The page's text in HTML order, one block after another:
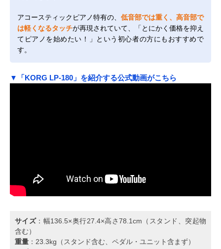
アコースティックピアノ特有の、 低音部では重く、高音部で
は軽くなるタッチが再現されていて、「とにかく価格を抑え
てピアノを始めたい！」という初心者の方にもおすすめで
す。
▼「KORG LP-180」を紹介する公式動画がこちら
サイズ：幅136.5×奥行27.4×高さ78.1cm（スタンド、突起物
含む）
重量 ：23.3kg（スタンド含む、ペダル・ユニット含まず）